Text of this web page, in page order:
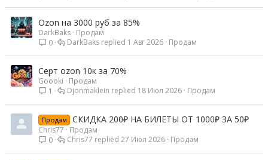
Ozon на 3000 руб за 85%
DarkBaks Продам
0
Продам
1 Авг 2026
DarkBaks
Серт ozon 10к за 70%
Goooki
Продам
1
Продам
18 Июл 2026
Djonmaklein
Продам СКИДКА 200₽ НА БИЛЕТЫ ОТ 1000₽ ЗА 50₽
Chris77
Продам
0
Продам
27 Июл 2026
Chris77